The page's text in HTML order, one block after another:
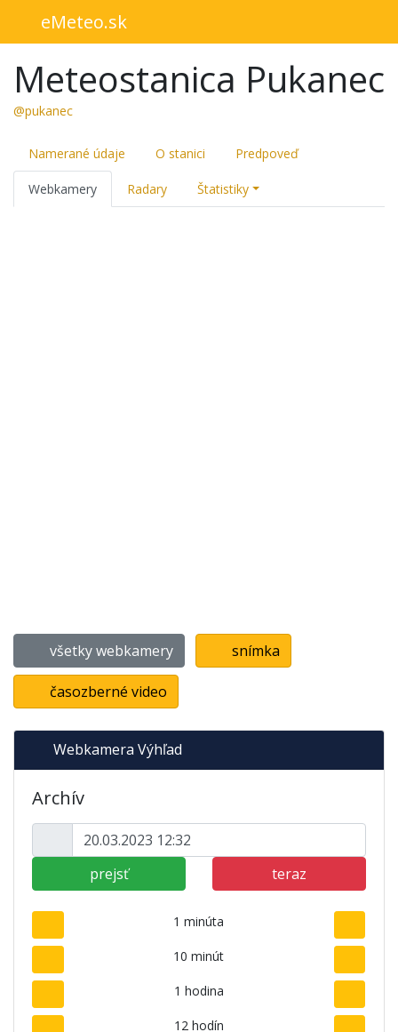
eMeteo.sk
Meteostanica Pukanec
@pukanec
Namerané údaje O stanici Predpoveď
Webkamery Radary Štatistiky
všetky webkamery snímka
časozberné video
Webkamera Výhľad
Archív
prejsť teraz
1 minúta
10 minút
1 hodina
12 hodín